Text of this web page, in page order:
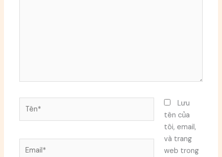
Lưu
tên của
tôi, email,
và trang
web trong